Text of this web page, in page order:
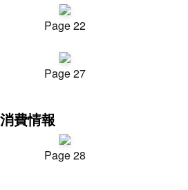
Page 22
Page 27
消費情報
Page 28